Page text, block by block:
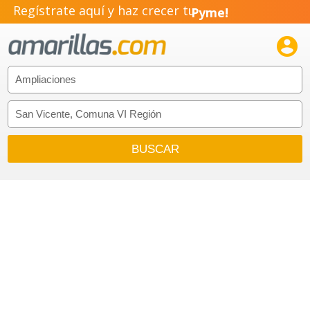
Regístrate aquí y haz crecer tuPyme!
Emprendimiento!
